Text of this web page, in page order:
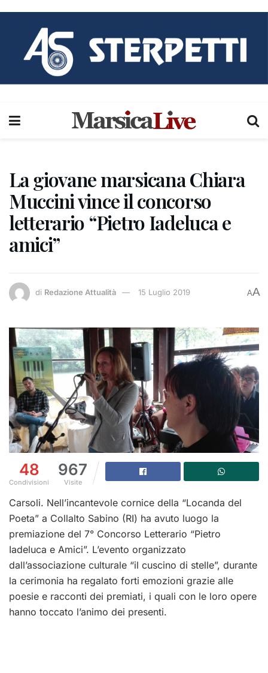
La giovane marsicana Chiara
Muccini vince il concorso
letterario “Pietro Iadeluca e
amici”
di Redazione Attualità 15 Luglio 2019 AA
48
Condivisioni
967
Visite
Carsoli. Nell’incantevole cornice della “Locanda del
Poeta” a Collalto Sabino (RI) ha avuto luogo la
premiazione del 7° Concorso Letterario “Pietro
Iadeluca e Amici”. L’evento organizzato
dall’associazione culturale “il cuscino di stelle”, durante
la cerimonia ha regalato forti emozioni grazie alle
poesie e racconti dei premiati, i quali con le loro opere
hanno toccato l’animo dei presenti.